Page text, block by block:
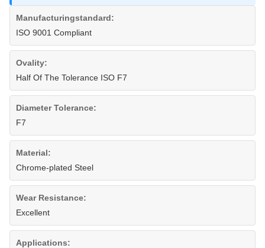
Manufacturingstandard:
ISO 9001 Compliant
Ovality:
Half Of The Tolerance ISO F7
Diameter Tolerance:
F7
Material:
Chrome-plated Steel
Wear Resistance:
Excellent
Applications: